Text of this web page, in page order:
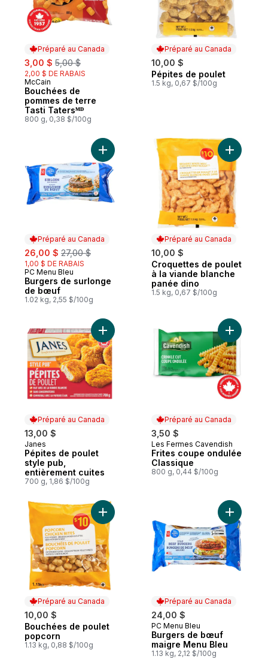
Préparé au Canada
sale:
3,00 $ , formerly:
5,00 $
2,00 $ DE RABAIS
Préparé au Canada
McCain
Bouchées de
pommes de terre
Tasti Tatersᴹᴰ
800 g, 0,38 $/100g
Préparé au Canada
10,00 $
Préparé au Canada
Pépites de poulet
1.5 kg, 0,67 $/100g
Préparé au Canada
sale:
26,00 $ , formerly:
27,00 $
1,00 $ DE RABAIS
Préparé au Canada
PC Menu Bleu
Burgers de surlonge
de bœuf
1.02 kg, 2,55 $/100g
Ajouter Burgers de surlonge de bœuf au
Préparé au Canada
10,00 $
Préparé au Canada
Croquettes de poulet
à la viande blanche
panée dino
1.5 kg, 0,67 $/100g
Ajouter
Préparé au Canada
13,00 $
Préparé au Canada
Janes
Pépites de poulet
style pub,
entièrement cuites
700 g, 1,86 $/100g
Ajouter Pépites de poulet style pub,
Préparé au Canada
3,50 $
Préparé au Canada
Les Fermes Cavendish
Frites coupe ondulée
Classique
800 g, 0,44 $/100g
Préparé au Canada
10,00 $
Préparé au Canada
Bouchées de poulet
popcorn
1.13 kg, 0,88 $/100g
Ajouter Bouchées de poulet popcorn au
Préparé au Canada
24,00 $
Préparé au Canada
PC Menu Bleu
Burgers de bœuf
maigre Menu Bleu
1.13 kg, 2,12 $/100g
Ajouter